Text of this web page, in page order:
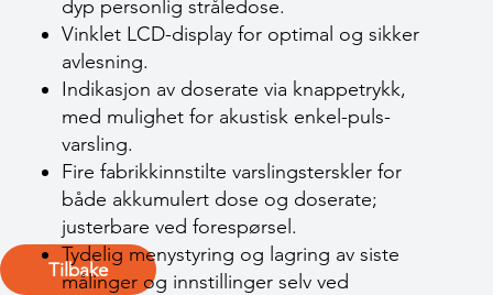
Tilbake
dyp personlig stråledose.
Vinklet LCD-display for optimal og sikker
avlesning.
Indikasjon av doserate via knappetrykk,
med mulighet for akustisk enkel-puls-
varsling.
Fire fabrikkinnstilte varslingsterskler for
både akkumulert dose og doserate;
justerbare ved forespørsel.
Tydelig menystyring og lagring av siste
målinger og innstillinger selv ved